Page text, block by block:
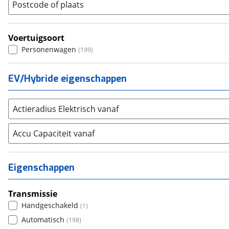
SKODA 3303
Suzuki (2706)
Toyota (8566
Volkswagen (11342)
Alle merken
Abarth (41)
Aiways (16)
Aixam (76)
Alfa Romeo (455)
Alpine
Aston Martin (15)
Audi (5458
Austin (5)
Auto Union (1)
Postcode of plaats
Voertuigsoort
Personenwagen (199)
EV/Hybride eigenschappen
Actieradius Elektrisch vanaf
Accu Capaciteit vanaf
Eigenschappen
Transmissie
Handgeschakeld (1)
Automatisch (198)